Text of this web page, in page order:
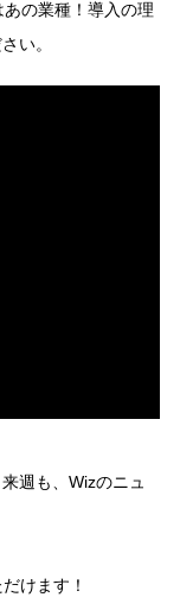
の業種！導入の理
い。
週も、Wizのニュ
けます！